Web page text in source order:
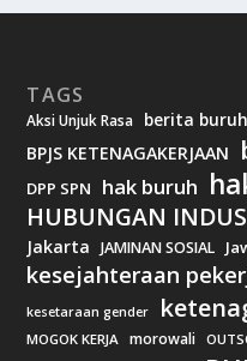
TAGS
Aksi Unjuk Rasa berita buruh
BPJS KETENAGAKERJAAN
DPP SPN hak buruh
HUBUNGAN
Jakarta JAMINAN SOSIAL
kesejahteraan
kesetaraan gender
MOGOK KERJA morowali